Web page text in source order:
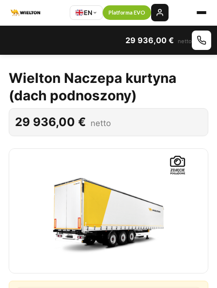
EN Platforma EVO
29 936,00 € netto
Wielton Naczepa kurtyna
(dach podnoszony)
29 936,00 € netto